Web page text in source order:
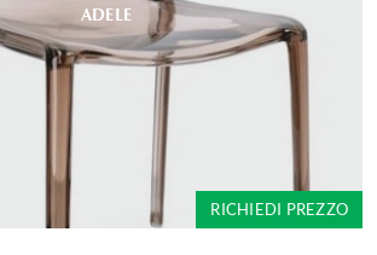
ADELE
RICHIEDI PREZZO